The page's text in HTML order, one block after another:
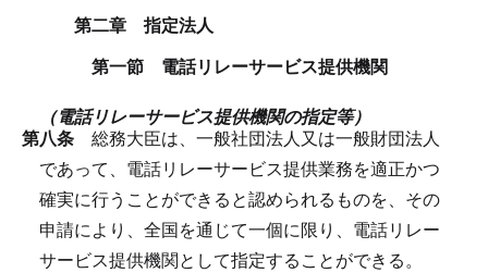
第二章 指定法人
第一節 電話リレーサービス提供機関
（電話リレーサービス提供機関の指定等）
第八条 総務大臣は、一般社団法人又は一般財団法人
であって、電話リレーサービス提供業務を適正かつ
確実に行うことができると認められるものを、その
申請により、全国を通じて一個に限り、電話リレー
サービス提供機関として指定することができる。